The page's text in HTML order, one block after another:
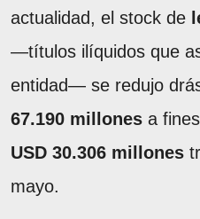
actualidad, el stock de
—títulos ilíquidos que
entidad— se redujo
67.190 millones a
USD 30.306 millones
mayo.